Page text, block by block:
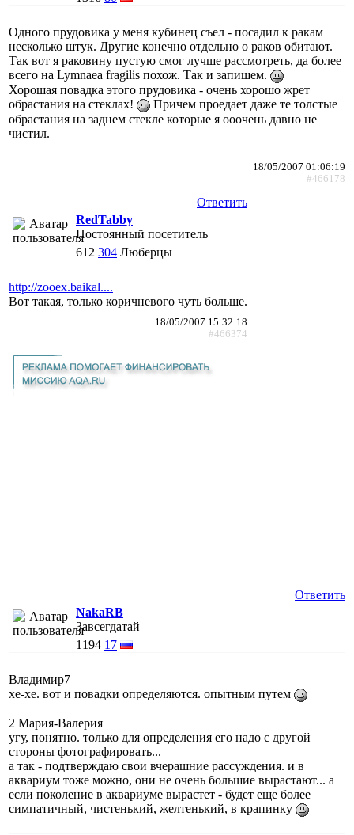
Одного прудовика у меня кубинец съел - посадил к ракам
несколько штук. Другие конечно отдельно о раков обитают.
Так вот я раковину пустую смог лучше рассмотреть, да более
всего на Lymnaea fragilis похож. Так и запишем.
Хорошая повадка этого прудовика - очень хорошо жрет
обрастания на стеклах!
Причем проедает даже те толстые
обрастания на заднем стекле которые я ооочень давно не
чистил.
18/05/2007 01:06:19
#466178
Ответить
RedTabby
Постоянный посетитель
612 304 Люберцы
http://zooex.baikal....
Вот такая, только коричневого чуть больше.
18/05/2007 15:32:18
#466374
Ответить
NakaRB
Завсегдатай
1194 17
Владимир7
хе-хе. вот и повадки определяются. опытным путем
2 Мария-Валерия
угу, понятно. только для определения его надо с другой
стороны фотографировать...
а так - подтверждаю свои вчерашние рассуждения. и в
аквариум тоже можно, они не очень большие вырастают... а
если поколение в аквариуме вырастет - будет еще более
симпатичный, чистенький, желтенький, в крапинку